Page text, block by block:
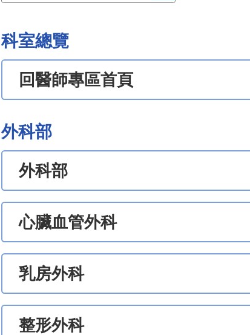
科室總覽
回醫師專區首頁
外科部
外科部
心臟血管外科
乳房外科
整形外科